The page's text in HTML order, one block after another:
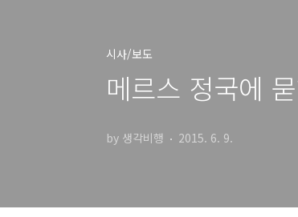
시사/보도
메르스 정국에
by 생각비행 2015. 6. 9.